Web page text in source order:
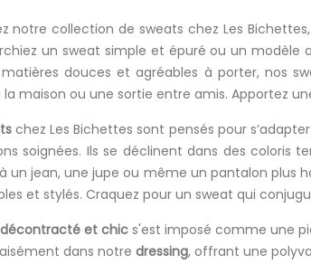
notre collection de sweats chez Les
un sweat simple et épuré ou un modèle
douces et agréables à porter, nos
la maison ou une sortie entre amis. Apportez
chez Les Bichettes sont pensés pour
soignées. Ils se déclinent dans des
un jean, une jupe ou même un pantalon plus
et stylés. Craquez pour un sweat qui
et chics'est imposé comme une
dans notre dressing, offrant une